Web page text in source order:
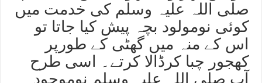
صلی اللہ علیہ وسلم کی خدمت میں
کوئی نومولود بچہ پیش کیا جاتا تو
اس کے منہ میں گھٹی کے طورپر
کھجور چبا کرڈالا کرتے۔ اسی طرح
آپ صلی اللہ علیہ وسلم نوموجود